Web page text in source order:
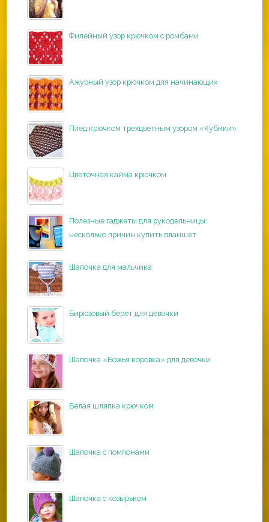
Филейный узор крючком с ромбами
Ажурный узор крючком для начинающих
Плед крючком трехцветным узором «Кубики»
Цветочная кайма крючком
Полезные гаджеты для рукодельницы:
несколько причин купить планшет
Шапочка для мальчика
Бирюзовый берет для девочки
Шапочка «Божья коровка» для девочки
Белая шляпка крючком
Шапочка с помпонами
Шапочка с козырьком